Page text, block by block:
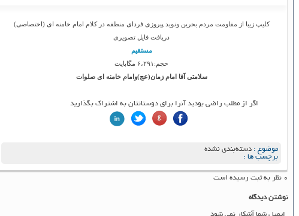
کلیپ زیبا از مقاومت مردم بحرین ونوید پیروزی فردای منطقه در کلام امام خامنه ای (اختصاصی)
دریافت فایل تصویری
مستقیم
حجم:۶،۲۹۱ مگابایت
سلامتی آقا امام زمان(عج)وامام خامنه ای صلوات
اگر از مطلب راضی بودید آنرا برای دوستانتان به اشتراک بگذارید
موضوع : دسته‌بندی نشده
برچسب ها :
۰ نظر به ثبت رسیده است
نوشتن دیدگاه